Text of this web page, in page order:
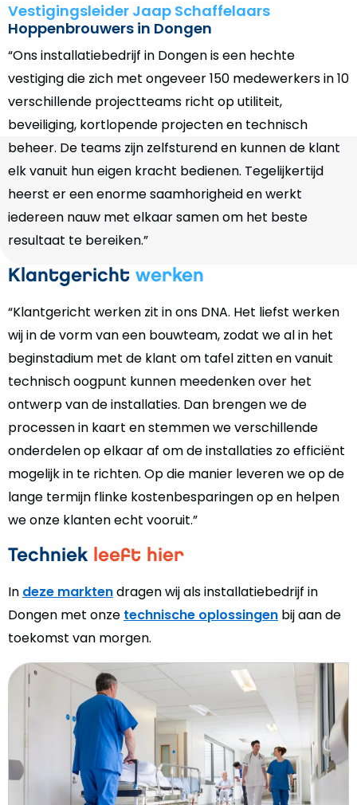
Vestigingsleider Jaap Schaffelaars
Hoppenbrouwers in Dongen
“Ons installatiebedrijf in Dongen is een hechte
vestiging die zich met ongeveer 150 medewerkers in 10
verschillende projectteams richt op utiliteit,
beveiliging, kortlopende projecten en technisch
beheer. De teams zijn zelfsturend en kunnen de klant
elk vanuit hun eigen kracht bedienen. Tegelijkertijd
heerst er een enorme saamhorigheid en werkt
iedereen nauw met elkaar samen om het beste
resultaat te bereiken.”
Klantgericht werken
“Klantgericht werken zit in ons DNA. Het liefst werken
wij in de vorm van een bouwteam, zodat we al in het
beginstadium met de klant om tafel zitten en vanuit
technisch oogpunt kunnen meedenken over het
ontwerp van de installaties. Dan brengen we de
processen in kaart en stemmen we verschillende
onderdelen op elkaar af om de installaties zo efficiënt
mogelijk in te richten. Op die manier leveren we op de
lange termijn flinke kostenbesparingen op en helpen
we onze klanten echt vooruit.”
Techniek leeft hier
In deze marktendragen wij als installatiebedrijf in
Dongen met onze technische oplossingen bij aan de
toekomst van morgen.
Lees
meer
over
Ziekenhuizen